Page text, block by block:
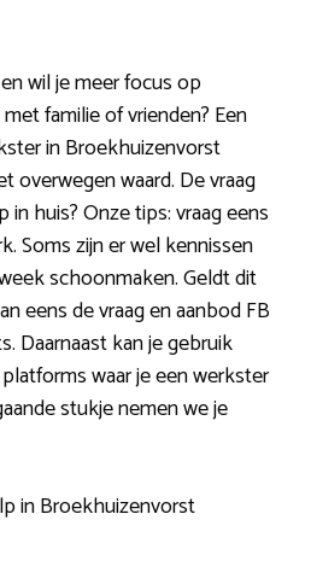
wil je meer focus op
familie of vrienden? Een
in Broekhuizenvorst
overwegen waard. De vraag
in huis? Onze tips: vraag eens
Soms zijn er wel kennissen
schoonmaken. Geldt dit
eens de vraag en aanbod FB
Daarnaast kan je gebruik
waar je een werkster
stukje nemen we je
in Broekhuizenvorst